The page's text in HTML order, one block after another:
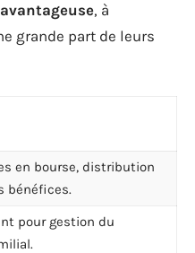
, à
grande part de leurs
en bourse, distribution
bénéfices.
pour gestion du